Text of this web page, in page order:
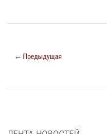
← Предыдущая